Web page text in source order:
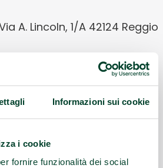
Informazioni sui cookie
i cookie
fornire funzionalità dei social
A. Lincoln, 1/A 42124 Reggio
si trova in